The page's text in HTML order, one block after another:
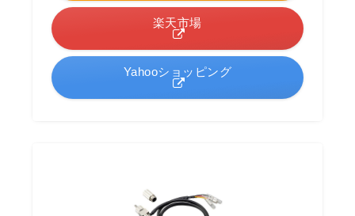
楽天市場
Yahooショッピング